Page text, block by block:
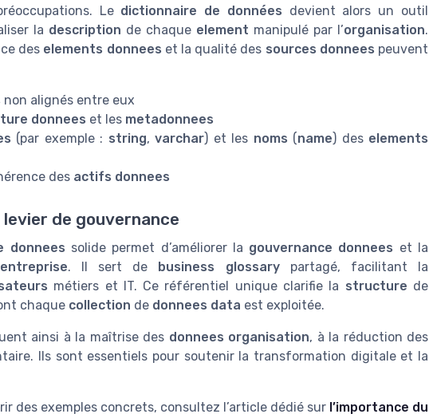
Le dictionnaire de données devient alors un outil
la description de chaque element manipulé par l’organisation.
des elements donnees et la qualité des sources donnees peuvent
non alignés entre eux
donnees et les metadonnees
(par exemple : string,varchar) et les noms (name) des elements
des actifs donnees
de gouvernance
donnees solide permet d’améliorer la gouvernance donnees et la
entreprise. Il sert de business glossarypartagé, facilitant la
métiers et IT. Ce référentiel unique clarifie la structure de
chaque collection de donnees data est exploitée.
ainsi à la maîtrise des donnees organisation, à la réduction des
Ils sont essentiels pour soutenir la transformation digitale et la
des exemples concrets, consultez l’article dédié sur l’importance du